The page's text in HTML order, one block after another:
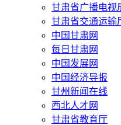
甘肃省广播电视
甘肃省交通运输
中国甘肃网
每日甘肃网
中国发展网
中国经济导报
甘州新闻在线
西北人才网
甘肃省教育厅